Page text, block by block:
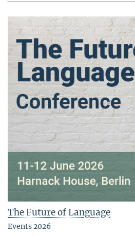
The Future of Language
Events 2026